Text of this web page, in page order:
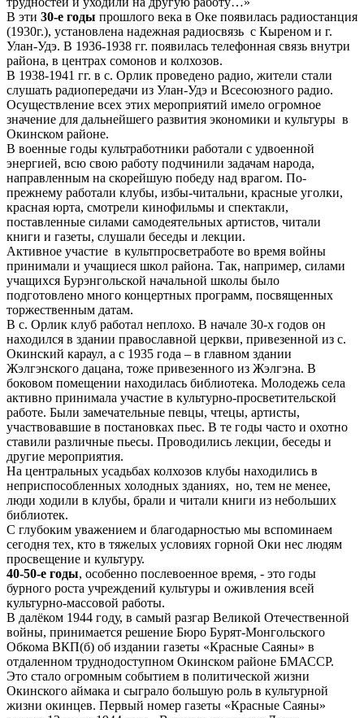
В эти 30-е годы прошлого века в Оке появилась радиостанция
(1930г.), установлена надежная радиосвязь с Кыреном и г.
Улан-Удэ. В 1936-1938 гг. появилась телефонная связь внутри
района, в центрах сомонов и колхозов.
В 1938-1941 гг. в с. Орлик проведено радио, жители стали
слушать радиопередачи из Улан-Удэ и Всесоюзного радио.
Осуществление всех этих мероприятий имело огромное
значение для дальнейшего развития экономики и культуры в
Окинском районе.
В военные годы культработники работали с удвоенной
энергией, всю свою работу подчинили задачам народа,
направленным на скорейшую победу над врагом. По-
прежнему работали клубы, избы-читальни, красные уголки,
красная юрта, смотрели кинофильмы и спектакли,
поставленные силами самодеятельных артистов, читали
книги и газеты, слушали беседы и лекции.
Активное участие в культпросветработе во время войны
принимали и учащиеся школ района. Так, например, силами
учащихся Бурэнгольской начальной школы было
подготовлено много концертных программ, посвященных
торжественным датам.
В с. Орлик клуб работал неплохо. В начале 30-х годов он
находился в здании православной церкви, привезенной из с.
Окинский караул, а с 1935 года – в главном здании
Жэлгэнского дацана, тоже привезенного из Жэлгэна. В
боковом помещении находилась библиотека. Молодежь села
активно принимала участие в культурно-просветительской
работе. Были замечательные певцы, чтецы, артисты,
участвовавшие в постановках пьес. В те годы часто и охотно
ставили различные пьесы. Проводились лекции, беседы и
другие мероприятия.
На центральных усадьбах колхозов клубы находились в
неприспособленных холодных зданиях, но, тем не менее,
люди ходили в клубы, брали и читали книги из небольших
библиотек.
С глубоким уважением и благодарностью мы вспоминаем
сегодня тех, кто в тяжелых условиях горной Оки нес людям
просвещение и культуру.
40-50-е годы, особенно послевоенное время, - это годы
бурного роста учреждений культуры и оживления всей
культурно-массовой работы.
В далёком 1944 году, в самый разгар Великой Отечественной
войны, принимается решение Бюро Бурят-Монгольского
Обкома ВКП(б) об издании газеты «Красные Саяны» в
отдаленном труднодоступном Окинском районе БМАССР.
Это стало огромным событием в политической жизни
Окинского аймака и сыграло большую роль в культурной
жизни окинцев. Первый номер газеты «Красные Саяны»